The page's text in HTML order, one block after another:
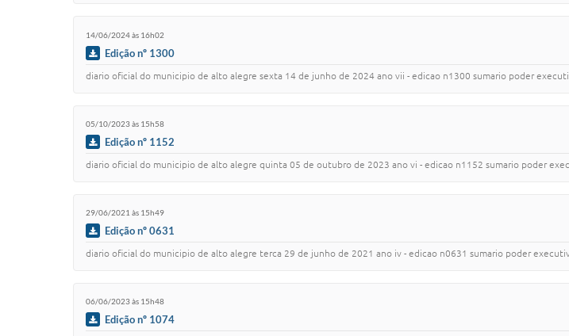
14/06/2024 às 16h02
Edição nº 1300
diario oficial do municipio de alto alegre sexta 14 de junho de 2024 ano vii - edicao n1300 sumario poder
05/10/2023 às 15h58
Edição nº 1152
diario oficial do municipio de alto alegre quinta 05 de outubro de 2023 ano vi - edicao n1152 sumario poder
29/06/2021 às 15h49
Edição nº 0631
diario oficial do municipio de alto alegre terca 29 de junho de 2021 ano iv - edicao n0631 sumario poder
06/06/2023 às 15h48
Edição nº 1074